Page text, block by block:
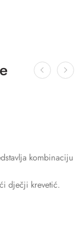
kombinaciju
dječji krevetić.